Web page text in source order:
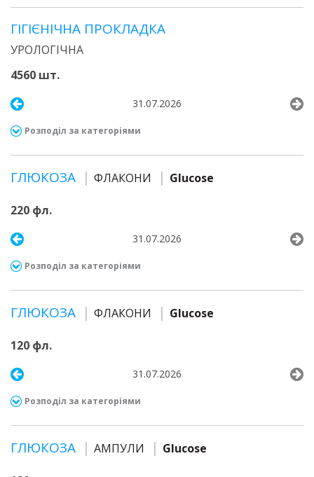
ГІГІЄНІЧНА ПРОКЛАДКА
УРОЛОГІЧНА
4560 шт.
31.07.2026
Розподіл за категоріями
ГЛЮКОЗА ФЛАКОНИ Glucose
220 фл.
31.07.2026
Розподіл за категоріями
ГЛЮКОЗА ФЛАКОНИ Glucose
120 фл.
31.07.2026
Розподіл за категоріями
ГЛЮКОЗА АМПУЛИ Glucose